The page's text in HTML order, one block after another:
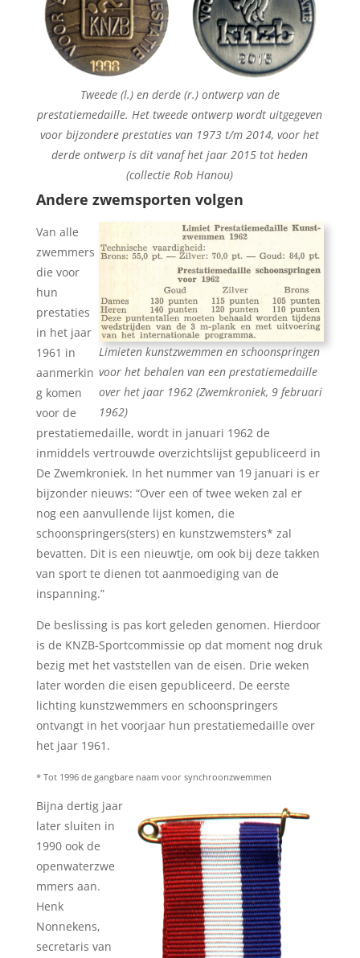
Tweede (l.) en derde (r.) ontwerp van de
prestatiemedaille. Het tweede ontwerp wordt uitgegeven
voor bijzondere prestaties van 1973 t/m 2014, voor het
derde ontwerp is dit vanaf het jaar 2015 tot heden
(collectie Rob Hanou)
Andere zwemsporten volgen
Limieten kunstzwemmen en schoonspringen
voor het behalen van een prestatiemedaille
over het jaar 1962 (Zwemkroniek, 9 februari
1962)
Van alle
zwemmers
die voor
hun
prestaties
in het jaar
1961 in
aanmerkin
g komen
voor de
prestatiemedaille, wordt in januari 1962 de
inmiddels vertrouwde overzichtslijst gepubliceerd in
De Zwemkroniek. In het nummer van 19 januari is er
bijzonder nieuws: “Over een of twee weken zal er
nog een aanvullende lijst komen, die
schoonspringers(sters) en kunstzwemsters* zal
bevatten. Dit is een nieuwtje, om ook bij deze takken
van sport te dienen tot aanmoediging van de
inspanning.”
De beslissing is pas kort geleden genomen. Hierdoor
is de KNZB-Sportcommissie op dat moment nog druk
bezig met het vaststellen van de eisen. Drie weken
later worden die eisen gepubliceerd. De eerste
lichting kunstzwemmers en schoonspringers
ontvangt in het voorjaar hun prestatiemedaille over
het jaar 1961.
* Tot 1996 de gangbare naam voor synchroonzwemmen
Bijna dertig jaar
later sluiten in
1990 ook de
openwaterzwe
mmers aan.
Henk
Nonnekens,
secretaris van